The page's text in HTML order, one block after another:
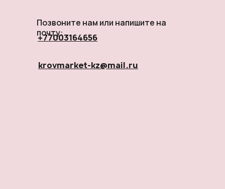
+77003164656
krovmarket-kz@mail.ru
Позвоните нам или напишите на
почту: